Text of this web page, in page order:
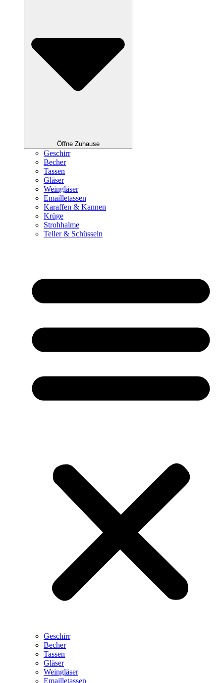
Öffne Zuhause
Geschirr
Becher
Tassen
Gläser
Weingläser
Emailletassen
Karaffen & Kannen
Krüge
Strohhalme
Teller & Schüsseln
Geschirr
Becher
Tassen
Gläser
Weingläser
Emailletassen